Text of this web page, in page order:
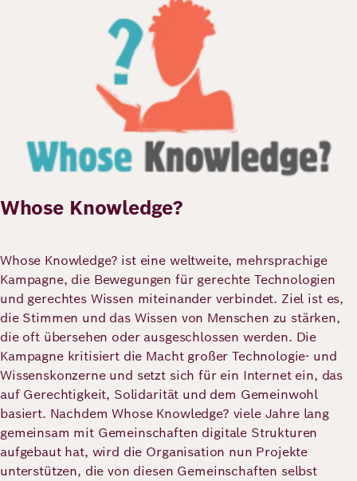
Whose Knowledge?
Whose Knowledge? ist eine weltweite, mehrsprachige
Kampagne, die Bewegungen für gerechte Technologien
und gerechtes Wissen miteinander verbindet. Ziel ist es,
die Stimmen und das Wissen von Menschen zu stärken,
die oft übersehen oder ausgeschlossen werden. Die
Kampagne kritisiert die Macht großer Technologie- und
Wissenskonzerne und setzt sich für ein Internet ein, das
auf Gerechtigkeit, Solidarität und dem Gemeinwohl
basiert. Nachdem Whose Knowledge? viele Jahre lang
gemeinsam mit Gemeinschaften digitale Strukturen
aufgebaut hat, wird die Organisation nun Projekte
unterstützen, die von diesen Gemeinschaften selbst